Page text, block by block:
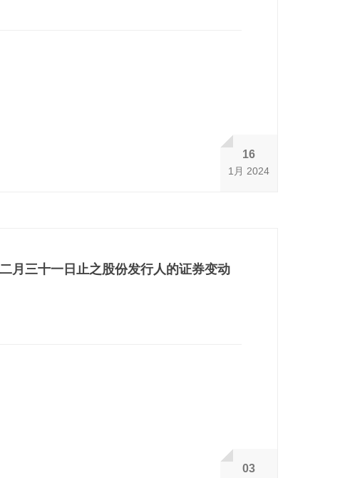
16
1月 2024
月三十一日止之股份发行人的证券变动
03